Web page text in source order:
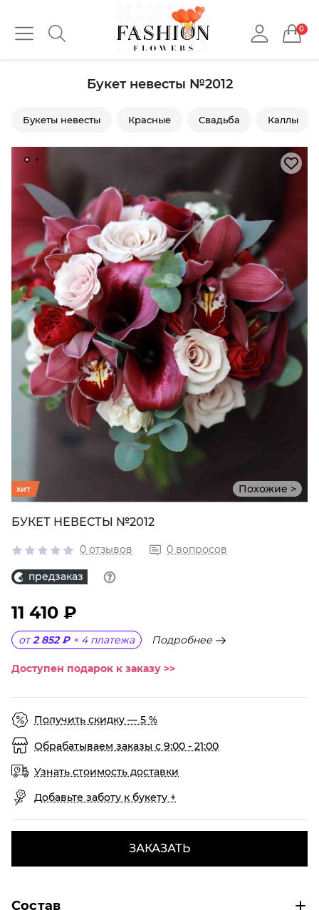
0
Букет невесты №2012
Букеты невесты Красные Свадьба Каллы
Похожие >
хит
БУКЕТ НЕВЕСТЫ №2012
0 отзывов 0 вопросов
предзаказ
11 410 ₽
от 2 852 ₽ × 4 платежа Подробнее
Доступен подарок к заказу >>
Получить скидку — 5 %
Обрабатываем заказы с 9:00 - 21:00
Узнать стоимость доставки
Добавьте заботу к букету +
ЗАКАЗАТЬ
Состав